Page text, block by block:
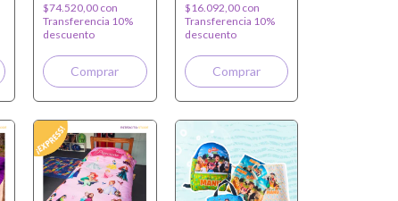
$74.520,00 con
Transferencia 10%
descuento
$16.092,00 con
Transferencia 10%
descuento
Comprar